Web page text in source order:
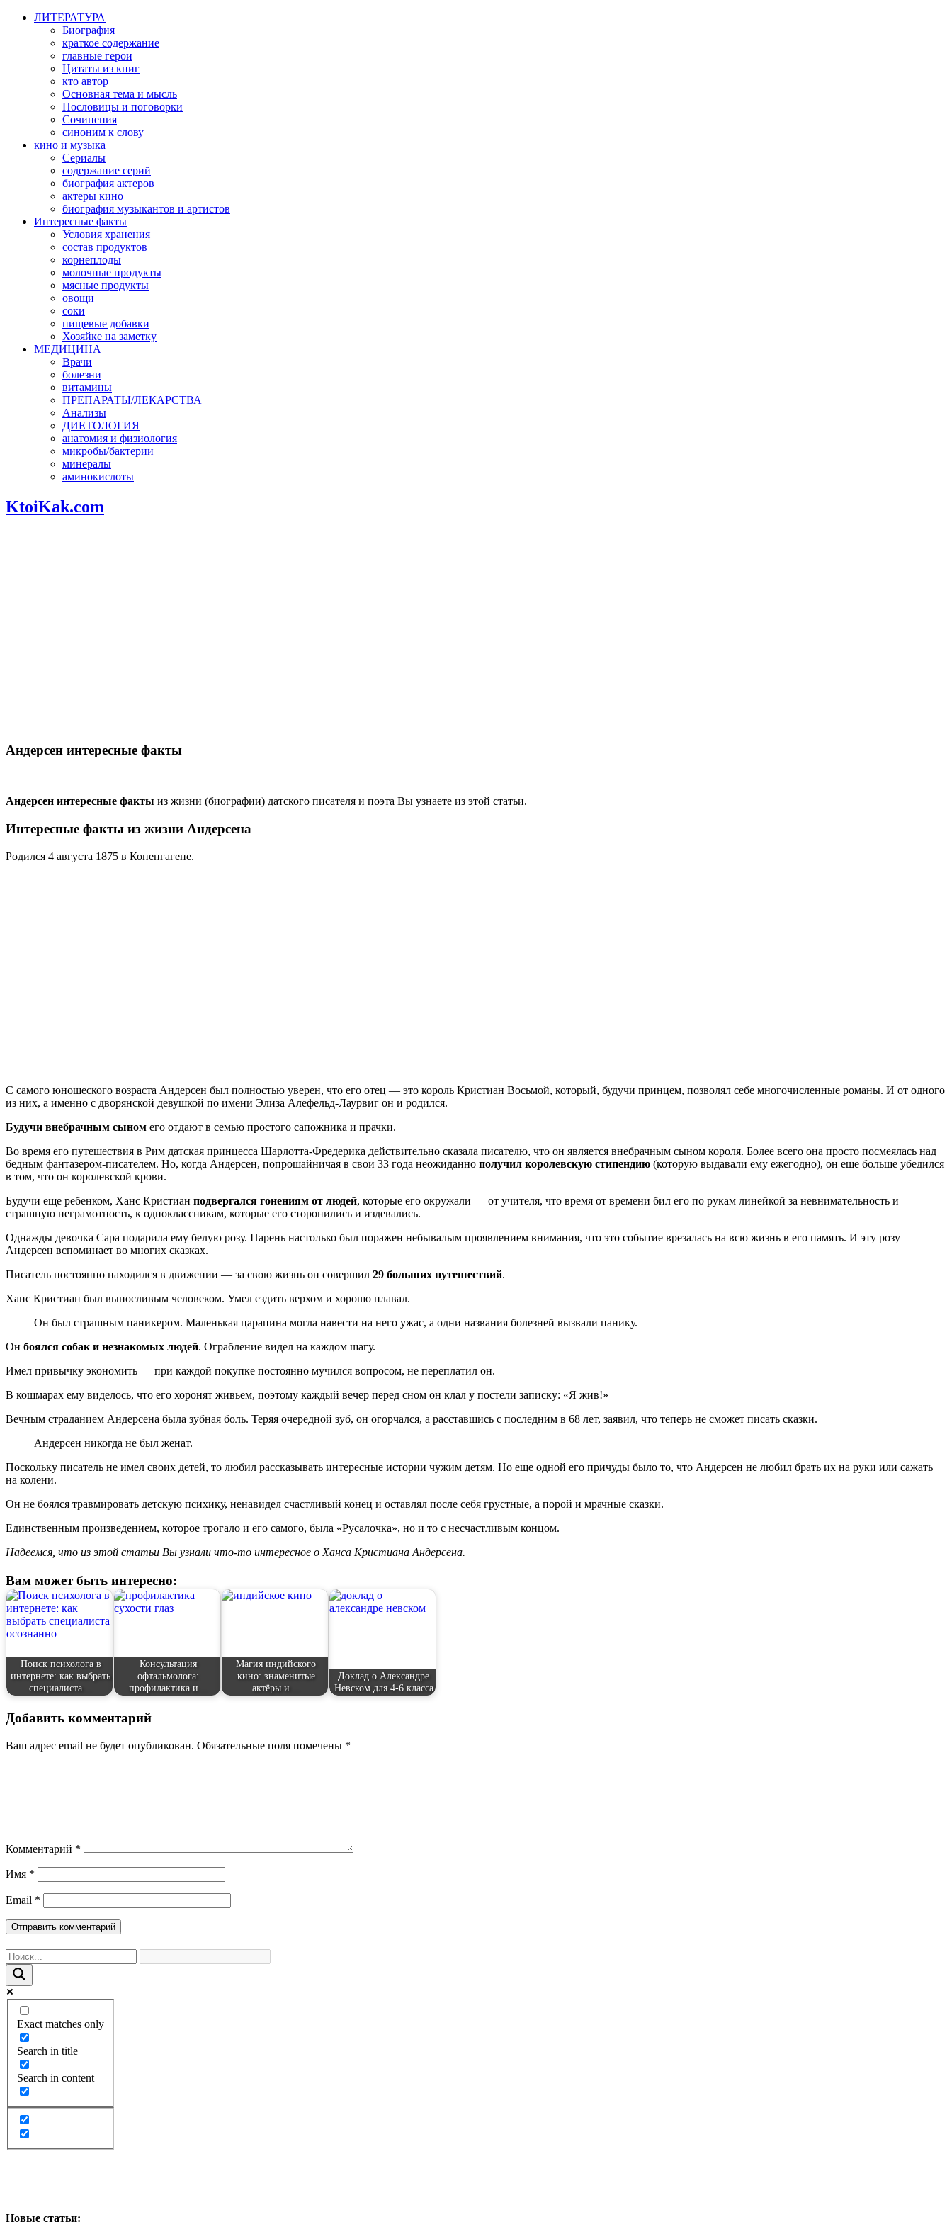
ЛИТЕРАТУРА
Биография
краткое содержание
главные герои
Цитаты из книг
кто автор
Основная тема и мысль
Пословицы и поговорки
Сочинения
синоним к слову
кино и музыка
Сериалы
содержание серий
биография актеров
актеры кино
биография музыкантов и артистов
Интересные факты
Условия хранения
состав продуктов
корнеплоды
молочные продукты
мясные продукты
овощи
соки
пищевые добавки
Хозяйке на заметку
МЕДИЦИНА
Врачи
болезни
витамины
ПРЕПАРАТЫ/ЛЕКАРСТВА
Анализы
ДИЕТОЛОГИЯ
анатомия и физиология
микробы/бактерии
минералы
аминокислоты
KtoiKak.com
Андерсен интересные факты
Андерсен интересные факты из жизни (биографии) датского писателя и поэта Вы узнаете из этой статьи.
Интересные факты из жизни Андерсена
Родился 4 августа 1875 в Копенгагене.
С самого юношеского возраста Андерсен был полностью уверен, что его отец — это король Кристиан Восьмой, который, будучи принцем, позволял себе многочисленные романы. И от одного
из них, а именно с дворянской девушкой по имени Элиза Алефельд-Лаурвиг он и родился.
Будучи внебрачным сыном его отдают в семью простого сапожника и прачки.
Во время его путешествия в Рим датская принцесса Шарлотта-Фредерика действительно сказала писателю, что он является внебрачным сыном короля. Более всего она просто посмеялась над
бедным фантазером-писателем. Но, когда Андерсен, попрошайничая в свои 33 года неожиданно получил королевскую стипендию (которую выдавали ему ежегодно), он еще больше убедился
в том, что он королевской крови.
Будучи еще ребенком, Ханс Кристиан подвергался гонениям от людей, которые его окружали — от учителя, что время от времени бил его по рукам линейкой за невнимательность и
страшную неграмотность, к одноклассникам, которые его сторонились и издевались.
Однажды девочка Сара подарила ему белую розу. Парень настолько был поражен небывалым проявлением внимания, что это событие врезалась на всю жизнь в его память. И эту розу
Андерсен вспоминает во многих сказках.
Писатель постоянно находился в движении — за свою жизнь он совершил 29 больших путешествий.
Ханс Кристиан был выносливым человеком. Умел ездить верхом и хорошо плавал.
Он был страшным паникером. Маленькая царапина могла навести на него ужас, а одни названия болезней вызвали панику.
Он боялся собак и незнакомых людей. Ограбление видел на каждом шагу.
Имел привычку экономить — при каждой покупке постоянно мучился вопросом, не переплатил он.
В кошмарах ему виделось, что его хоронят живьем, поэтому каждый вечер перед сном он клал у постели записку: «Я жив!»
Вечным страданием Андерсена была зубная боль. Теряя очередной зуб, он огорчался, а расставшись с последним в 68 лет, заявил, что теперь не сможет писать сказки.
Андерсен никогда не был женат.
Поскольку писатель не имел своих детей, то любил рассказывать интересные истории чужим детям. Но еще одной его причуды было то, что Андерсен не любил брать их на руки или сажать
на колени.
Он не боялся травмировать детскую психику, ненавидел счастливый конец и оставлял после себя грустные, а порой и мрачные сказки.
Единственным произведением, которое трогало и его самого, была «Русалочка», но и то с несчастливым концом.
Надеемся, что из этой статьи Вы узнали что-то интересное о Ханса Кристиана Андерсена.
Вам может быть интересно:
Поиск психолога в
интернете: как выбрать
специалиста…
Консультация
офтальмолога:
профилактика и…
Магия индийского
кино: знаменитые
актёры и…
Доклад о Александре
Невском для 4-6 класса
Добавить комментарий
Ваш адрес email не будет опубликован. Обязательные поля помечены *
Комментарий *
Имя *
Email *
Exact matches only
Search in title
Search in content
Новые статьи: